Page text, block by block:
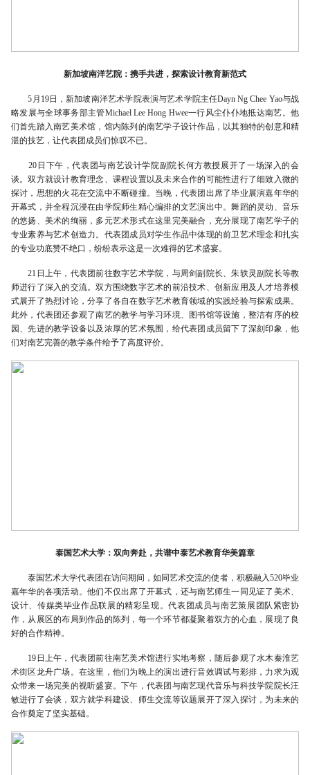
‌新加坡南洋艺院：携手共进，探索设计教育新范式
5月19日，新加坡南洋艺术学院表演与艺术学院主任Dayn Ng Chee Yao与战
略发展与全球事务部主管Michael Lee Hong Hwee一行风尘仆仆地抵达南艺。他
们首先踏入南艺美术馆，馆内陈列的南艺学子设计作品，以其独特的创意和精
湛的技艺，让代表团成员们惊叹不已。
20日下午，代表团与南艺设计学院副院长何方教授展开了一场深入的会
谈。双方就设计教育理念、课程设置以及未来合作的可能性进行了细致入微的
探讨，思想的火花在交流中不断碰撞。当晚，代表团出席了毕业展演嘉年华的
开幕式，并全程沉浸在由学院师生精心编排的文艺演出中。舞蹈的灵动、音乐
的悠扬、美术的绚丽，多元艺术形式在这里完美融合，充分展现了南艺学子的
专业素养与艺术创造力。代表团成员对学生作品中体现的前卫艺术理念和扎实
的专业功底赞不绝口，纷纷表示这是一次难得的艺术盛宴。
21日上午，代表团前往数字艺术学院，与周剑副院长、朱轶灵副院长等教
师进行了深入的交流。双方围绕数字艺术的前沿技术、创新应用及人才培养模
式展开了热烈讨论，分享了各自在数字艺术教育领域的实践经验与探索成果。
此外，代表团还参观了南艺的教学与学习环境、图书馆等设施，整洁有序的校
园、先进的教学设备以及浓厚的艺术氛围，给代表团成员留下了深刻印象，他
们对南艺完善的教学条件给予了高度评价。
泰国艺术大学：双向奔赴，共谱中泰艺术教育华美篇章
泰国艺术大学代表团在访问期间，如同艺术交流的使者，积极融入520毕业
嘉年华的各项活动。他们不仅出席了开幕式，还与南艺师生一同见证了美术、
设计、传媒类毕业作品联展的精彩呈现。代表团成员与南艺策展团队紧密协
作，从展区的布局到作品的陈列，每一个环节都凝聚着双方的心血，展现了良
好的合作精神。
19日上午，代表团前往南艺美术馆进行实地考察，随后参观了水木秦淮艺
术街区龙舟广场。在这里，他们为晚上的演出进行音效调试与彩排，力求为观
众带来一场完美的视听盛宴。下午，代表团与南艺现代音乐与科技学院院长汪
敏进行了会谈，双方就学科建设、师生交流等议题展开了深入探讨，为未来的
合作奠定了坚实基础。